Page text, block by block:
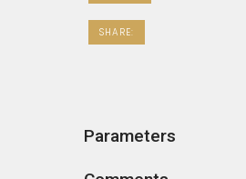
SHARE:
Parameters